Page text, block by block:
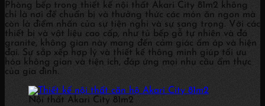
Phòng bếp trong thiết kế nội thất Akari City 81m2 không
chỉ là nơi để chuẩn bị và thưởng thức các món ăn ngon mà
còn là điểm nhấn của sự tiện nghi và sự sang trọng. Với các
thiết bị và vật liệu cao cấp, như tủ bếp gỗ tự nhiên và đá
granite, không gian này mang đến cảm giác ấm áp và hiện
đại. Sự sắp xếp hợp lý và thiết kế thông minh giúp tối ưu
hóa không gian và tiện ích, đáp ứng mọi nhu cầu ẩm thực
của gia đình.
Nội thất Akari City 81m2